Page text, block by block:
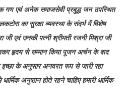
गण एवं अनेक समाजसेवी प्रबुद्ध जन उपस्थित
का सुरक्षा व्यवस्था के संदर्भ में विशेष
जी एवं उनकी पत्नी श्रीमती रजनी मिश्रा जी
हृदय से सम्मान किया पूजन अर्चन के बाद
के अनुसार अनवरत रूप से जारी रहा
अनुष्ठान होते रहने चाहिए हमारी धार्मिक